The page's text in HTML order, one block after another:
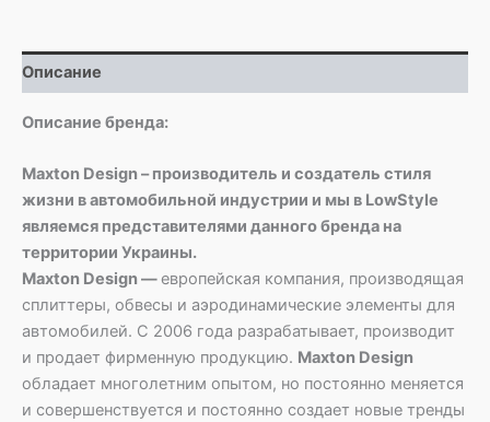
Line
/
S5
Sedan
Avant
B10
Описание
Описание бренда:
Maxton Design – производитель и создатель стиля
жизни в автомобильной индустрии и мы в LowStyle
являемся представителями данного бренда на
территории Украины.
Maxton Design —европейская компания, производящая
сплиттеры, обвесы и аэродинамические элементы для
автомобилей. С 2006 года разрабатывает, производит
и продает фирменную продукцию. Maxton Design
обладает многолетним опытом, но постоянно меняется
и совершенствуется и постоянно создает новые тренды